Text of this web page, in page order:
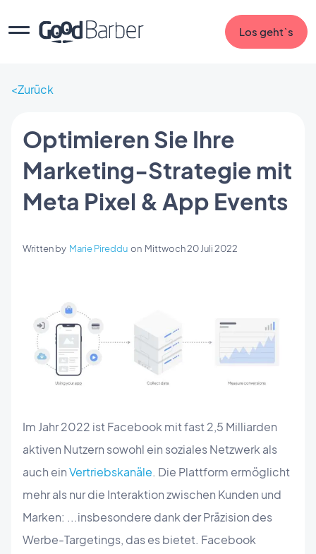
Los geht`s
Zurück
Optimieren Sie Ihre
Marketing-Strategie mit
Meta Pixel & App Events
Written by Marie Pireddu on Mittwoch 20 Juli 2022
Im Jahr 2022 ist Facebook mit fast 2,5 Milliarden
aktiven Nutzern sowohl ein soziales Netzwerk als
auch einVertriebskanäle. Die Plattform ermöglicht
mehr als nur die Interaktion zwischen Kunden und
Marken: ...insbesondere dank der Präzision des
Werbe-Targetings, das es bietet. Facebook